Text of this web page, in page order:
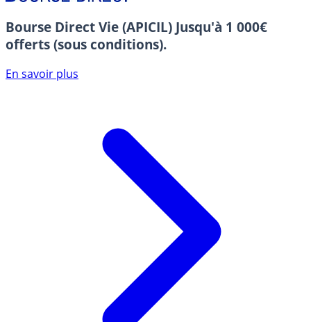
Bourse Direct Vie (APICIL) Jusqu'à 1 000€
offerts (sous conditions).
En savoir plus